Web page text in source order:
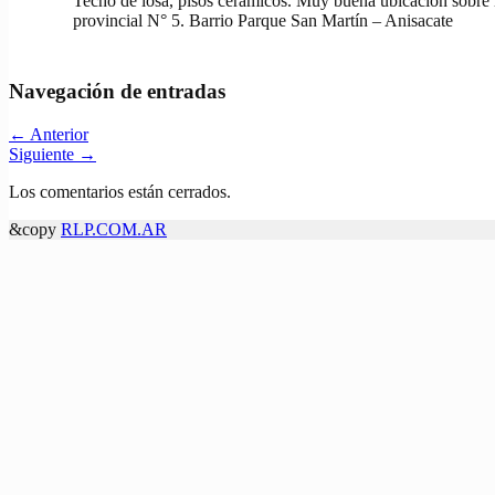
provincial N° 5. Barrio Parque San Martín – Anisacate
Navegación de entradas
← Anterior
Siguiente →
Los comentarios están cerrados.
&copy RLP.COM.AR